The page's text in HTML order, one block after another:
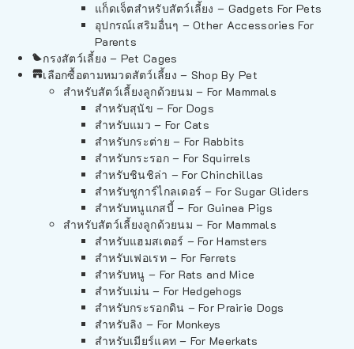
แก็ดเจ็ตสำหรับสัตว์เลี้ยง – Gadgets For Pets
อุปกรณ์เสริมอื่นๆ – Other Accessories For
Parents
กรงสัตว์เลี้ยง – Pet Cages
เลือกซื้อตามหมวดสัตว์เลี้ยง – Shop By Pet
สำหรับสัตว์เลี้ยงลูกด้วยนม – For Mammals
สำหรับสุนัข – For Dogs
สำหรับแมว – For Cats
สำหรับกระต่าย – For Rabbits
สำหรับกระรอก – For Squirrels
สำหรับชินชิล่า – For Chinchillas
สำหรับชูการ์ไกลเดอร์ – For Sugar Gliders
สำหรับหนูแกสบี้ – For Guinea Pigs
สำหรับสัตว์เลี้ยงลูกด้วยนม – For Mammals
สำหรับแฮมสเตอร์ – For Hamsters
สำหรับเฟอเรท – For Ferrets
สำหรับหนู – For Rats and Mice
สำหรับเม่น – For Hedgehogs
สำหรับกระรอกดิน – For Prairie Dogs
สำหรับลิง – For Monkeys
สำหรับเมียร์แคท – For Meerkats